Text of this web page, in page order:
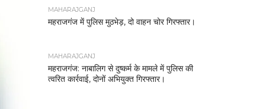
MAHARAJGANJ
महराजगंज में पुलिस मुठभेड़, दो वाहन चोर गिरफ्तार।
MAHARAJGANJ
महराजगंज: नाबालिग से दुष्कर्म के मामले में पुलिस की
त्वरित कार्रवाई, दोनों अभियुक्त गिरफ्तार।